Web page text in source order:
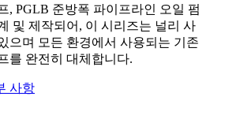
, PGLB 준방폭 파이프라인 오일 펌
및 제작되어, 이 시리즈는 널리 사
으며 모든 환경에서 사용되는 기존
를 완전히 대체합니다.
사항